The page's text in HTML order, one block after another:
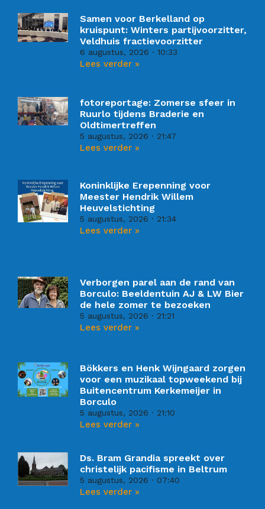
Samen voor Berkelland op
kruispunt: Winters partijvoorzitter,
Veldhuis fractievoorzitter
6 augustus, 2026 10:33
Lees verder »
fotoreportage: Zomerse sfeer in
Ruurlo tijdens Braderie en
Oldtimertreffen
5 augustus, 2026 21:47
Lees verder »
Koninklijke Erepenning voor
Meester Hendrik Willem
Heuvelstichting
5 augustus, 2026 21:34
Lees verder »
Verborgen parel aan de rand van
Borculo: Beeldentuin AJ & LW Bier
de hele zomer te bezoeken
5 augustus, 2026 21:21
Lees verder »
Bökkers en Henk Wijngaard zorgen
voor een muzikaal topweekend bij
Buitencentrum Kerkemeijer in
Borculo
5 augustus, 2026 21:10
Lees verder »
Ds. Bram Grandia spreekt over
christelijk pacifisme in Beltrum
5 augustus, 2026 07:40
Lees verder »